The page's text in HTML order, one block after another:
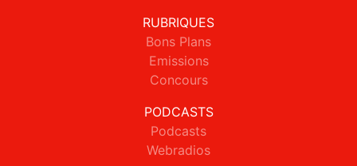
RUBRIQUES
Bons Plans
Emissions
Concours
PODCASTS
Podcasts
Webradios